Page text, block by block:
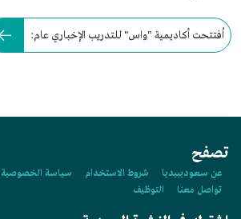
اُفتتحت أكاديمية "واس" للتدريب الإخباري عام:
تصفح
عن سعوديبيديا شروط الاستخدام سياسة الخصوصية
تواصل معنا
التوظيف